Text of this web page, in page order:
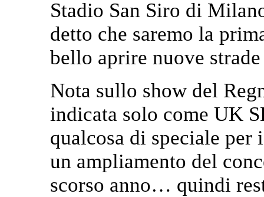
Stadio San Siro di
detto che saremo la
bello aprire nuove
Nota sullo show del
indicata solo come UK
qualcosa di speciale
un ampliamento del
scorso anno… quindi